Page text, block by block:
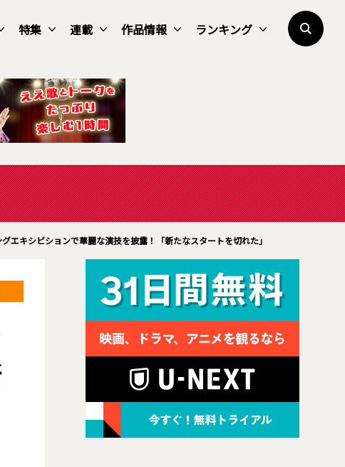
特集 連載 作品情報 ランキング
エキシビションで華麗な演技を披露！「新たなスタートを切れた」